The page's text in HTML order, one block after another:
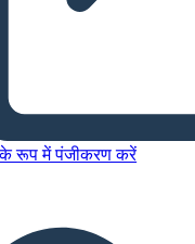
के रूप में पंजीकरण करें
Soles